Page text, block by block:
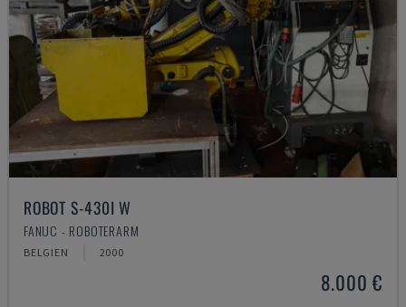
ROBOT S-430I W
FANUC - ROBOTERARM
BELGIEN 2000
8.000 €